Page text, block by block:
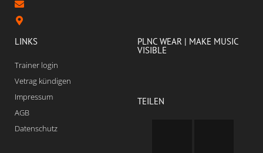
LINKS
Trainer login
Vetrag kündigen
Impressum
AGB
Datenschutz
PLNC WEAR | MAKE MUSIC
VISIBLE
TEILEN